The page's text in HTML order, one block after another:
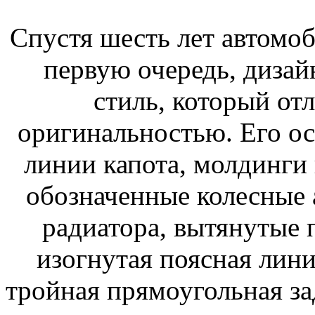
Спустя шесть лет
первую очередь,
стиль, который
оригинальностью. Его
линии капота,
обозначенные
радиатора,
изогнутая поясная
тройная прямоугольная